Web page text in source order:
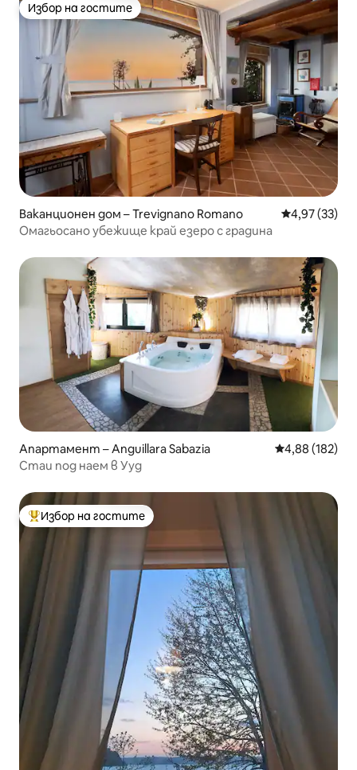
Избор на гостите
Избор на гостите
Ваканционен дом – Trevignano Romano Средна
4,97 (33)
Омагьосано убежище край езеро с градина
Апартамент – Anguillara Sabazia Средна
4,88 (182)
Стаи под наем в Ууд
Най-популярен избор на гостите
Избор на гостите